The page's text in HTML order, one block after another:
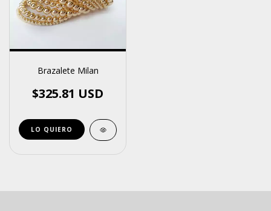
Brazalete Milan
$325.81 USD